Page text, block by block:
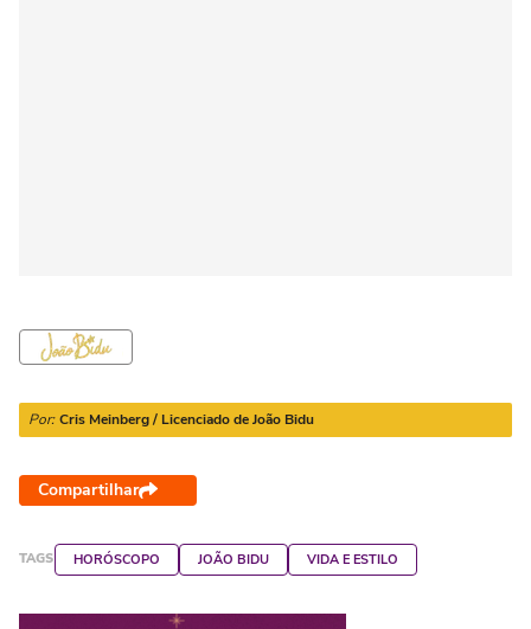
Por: Cris Meinberg / Licenciado de João Bidu
Compartilhar
TAGS HORÓSCOPO JOÃO BIDU VIDA E ESTILO